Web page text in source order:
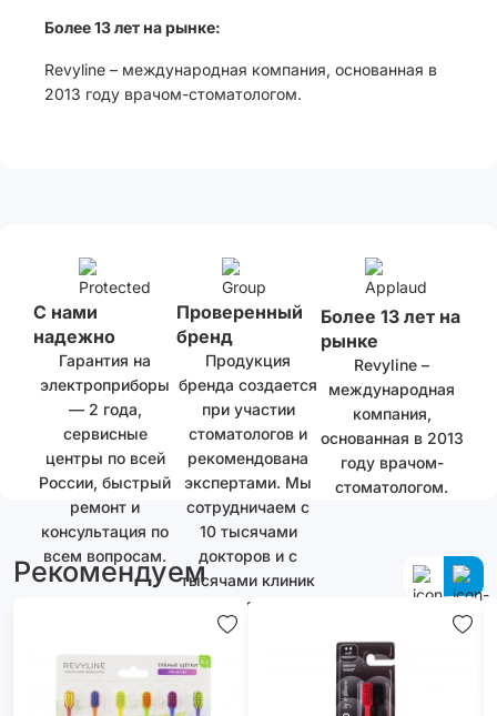
Более 13 лет на рынке:
Revyline – международная компания, основанная в
2013 году врачом-стоматологом.
С нами
надежно
Гарантия на
электроприборы
— 2 года,
сервисные
центры по всей
России, быстрый
ремонт и
консультация по
всем вопросам.
Проверенный
бренд
Продукция
бренда создается
при участии
стоматологов и
рекомендована
экспертами. Мы
сотрудничаем с
10 тысячами
докторов и с
тысячами клиник
как в России, так
и за ее
пределами.
Более 13 лет на
рынке
Revyline –
международная
компания,
основанная в 2013
году врачом-
стоматологом.
Рекомендуем